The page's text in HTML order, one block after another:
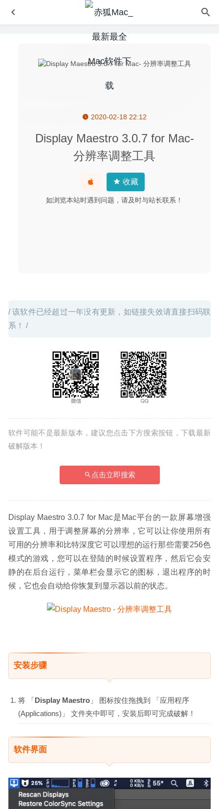
2020-02-18 22:12
Display Maestro 3.0.7 for Mac-
分辨率调整工具
收藏
如浏览本站时遇到问题，请及时与站长联系！
/ 该软件已经超过一年没有更新，如链接失效请直接扫码联
系！ /
软件可能不是最新版本，建议您点击下方搜索按钮，下载最新
破解版本！
点击立即搜索
Display Maestro 3.0.7 for Mac是Mac平台的一款屏幕增强
设置工具，用于调整屏幕的分辨率，它可以让你使用所有
可用的分辨率和比特深度它可以理想的运行那些需要256色
模式的游戏，您可以在登陆的时候设置程序，然后它会安
静的在后台运行，菜单栏会显示它的图标，退出程序的时
候，它也会自动给你恢复到显示器以前的状态。
安装步骤
将 「Display Maestro 」 图标按住拖拽到 「应用程序
(Applications)」 文件夹中即可，安装后即可完成破解！
软件界面
Canvas X Draw 26.0.1 – 专业的矢量插图绘图工具
Adobe Premiere Pro 2020 14.1(免激活版) 中文版-专业的
2020-04-21
TechTool Pro 12.0.3.6093 中文版-Mac系统测试及维护工具
Cascadea 1.5.5 – 修改任意网站的外观样式 2020-06-25